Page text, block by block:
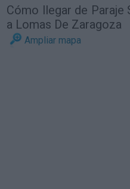
Cómo llegar de Paraje
a Lomas De Zaragoza
Ampliar mapa